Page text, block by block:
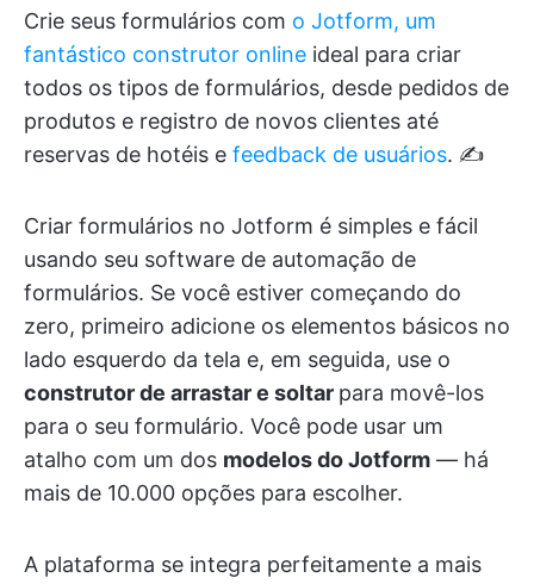
Crie seus formulários com o Jotform, um
fantástico construtor online ideal para criar
todos os tipos de formulários, desde pedidos de
produtos e registro de novos clientes até
reservas de hotéis e feedback de usuários. ✍️
Criar formulários no Jotform é simples e fácil
usando seu software de automação de
formulários. Se você estiver começando do
zero, primeiro adicione os elementos básicos no
lado esquerdo da tela e, em seguida, use o
construtor de arrastar e soltar para movê-los
para o seu formulário. Você pode usar um
atalho com um dos modelos do Jotform — há
mais de 10.000 opções para escolher.
A plataforma se integra perfeitamente a mais